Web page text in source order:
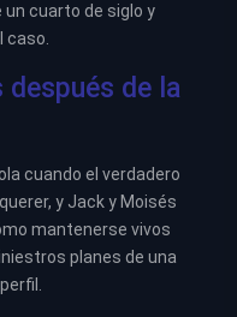
un cuarto de siglo y
después de la
cuando el verdadero
y Jack y Moisés
mantenerse vivos
planes de una